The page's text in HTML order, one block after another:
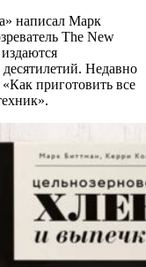
написал Марк
The New
Недавно
приготовить все